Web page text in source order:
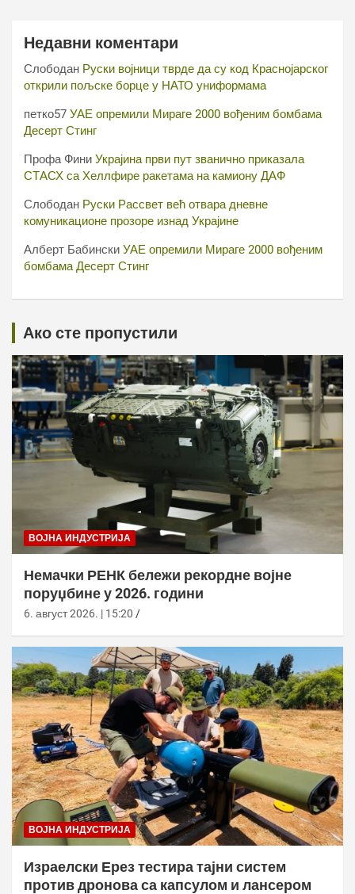
Недавни коментари
Слободан Руски војници тврде да су код Краснојарског
открили пољске борце у НАТО униформама
петко57 УАЕ опремили Мираге 2000 вођеним бомбама
Десерт Стинг
Профа Фини Украјина први пут званично приказала
СТАСХ са Хеллфире ракетама на камиону ДАФ
Слободан Руски Рассвет већ отвара дневне
комуникационе прозоре изнад Украјине
Алберт Бабински УАЕ опремили Мираге 2000 вођеним
бомбама Десерт Стинг
Ако сте пропустили
ВОЈНА ИНДУСТРИЈА
Немачки РЕНК бележи рекордне војне
поруџбине у 2026. години
6. август 2026. | 15:20
ВОЈНА ИНДУСТРИЈА
Израелски Ерез тестира тајни систем
против дронова са капсулом и лансером